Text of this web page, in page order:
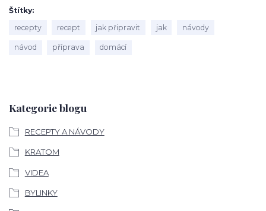
Kategorie blogu
RECEPTY A NÁVODY
KRATOM
VIDEA
BYLINKY
Štítky
recepty
recept jak připravit jak návody
návod příprava domácí